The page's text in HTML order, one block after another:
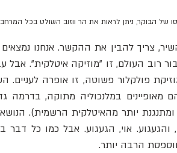
של הבוקר, ניתן לראות את הר ווזוב השולט בכל המרחב
הרבה יותר.